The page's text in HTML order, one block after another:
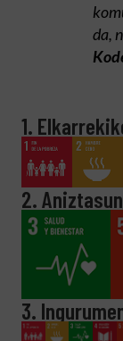
da,
1.
2.
3.